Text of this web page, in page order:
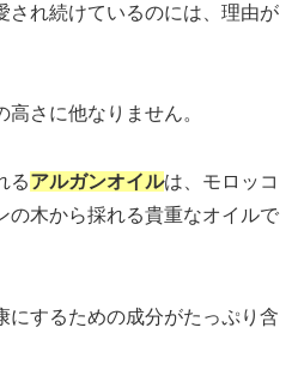
され続けているのには、理由が
さに他なりません。
るアルガンオイルは、モロッコ
の木から採れる貴重なオイルで
にするための成分がたっぷり含